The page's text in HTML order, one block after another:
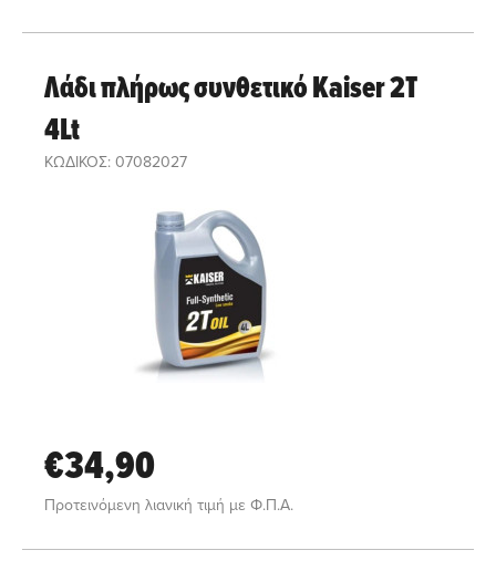
Λάδι πλήρως συνθετικό Kaiser 2T
4Lt
ΚΩΔΙΚΟΣ: 07082027
€34,90
Προτεινόμενη λιανική τιμή με Φ.Π.Α.